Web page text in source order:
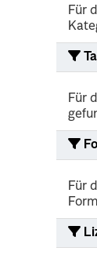
Für
Für
Für